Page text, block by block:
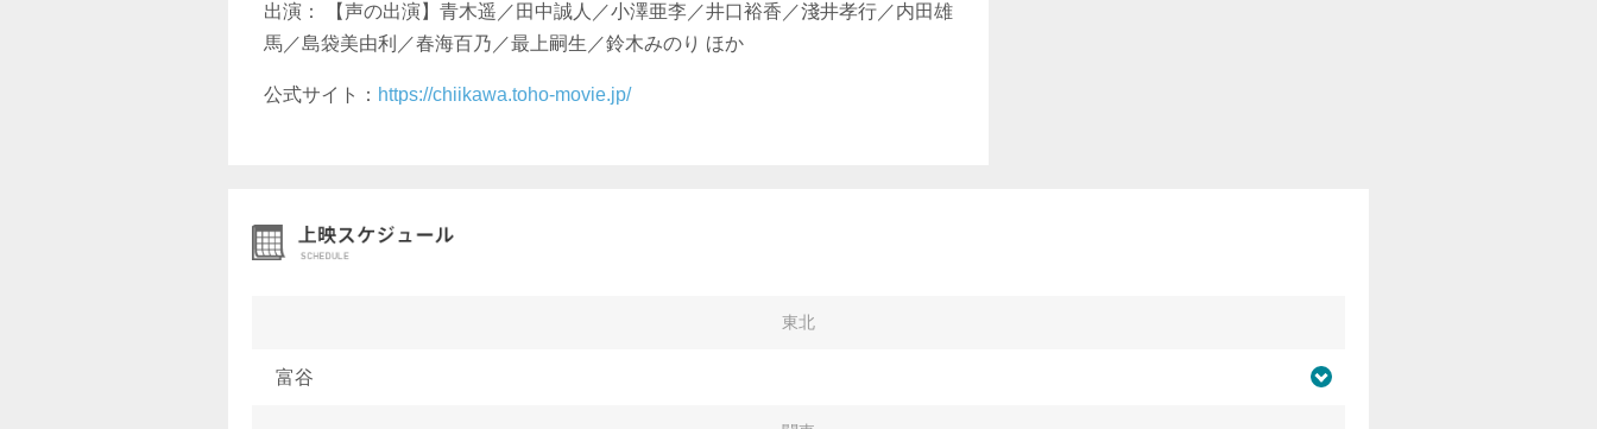
出演： 【声の出演】青木遥／田中誠人／小澤亜李／井口裕香／淺井孝行／内田雄
馬／島袋美由利／春海百乃／最上嗣生／鈴木みのり ほか
公式サイト： https://chiikawa.toho-movie.jp/
東北
富谷